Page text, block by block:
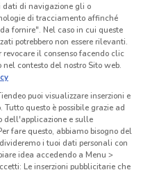
Negozi
dati di navigazione gli o
di tracciamento affinché
fornire". Nel caso in cui queste
potrebbero non essere rilevanti.
il consenso facendo clic
contesto del nostro Sito web.
puoi visualizzare inserzioni e
questo è possibile grazie ad
dell'applicazione e sulle
fare questo, abbiamo bisogno del
i tuoi dati personali con
idea accedendo a Menu >
Le inserzioni pubblicitarie che